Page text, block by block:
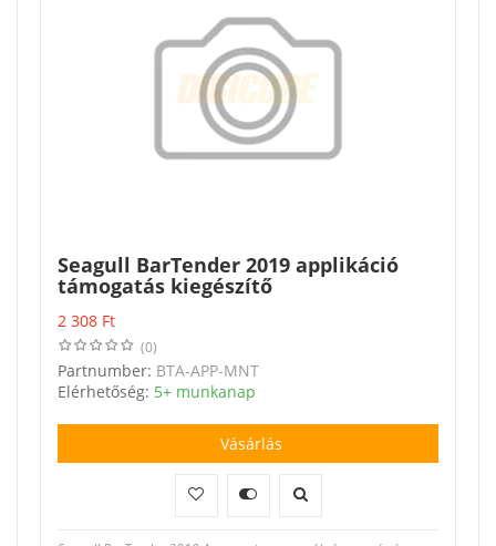
Seagull BarTender 2019 applikáció
támogatás kiegészítő
2 308 Ft
(0)
Partnumber: BTA-APP-MNT
Elérhetőség: 5+ munkanap
Vásárlás